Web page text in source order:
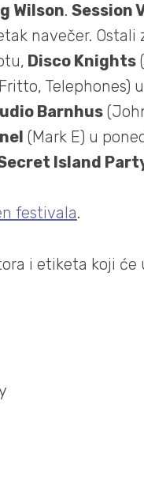
Wilson. Session
navečer. Ostali
Disco Knights
Telephones)
Barnhus
(Mark E) u
Island
festivala.
i etiketa koji će